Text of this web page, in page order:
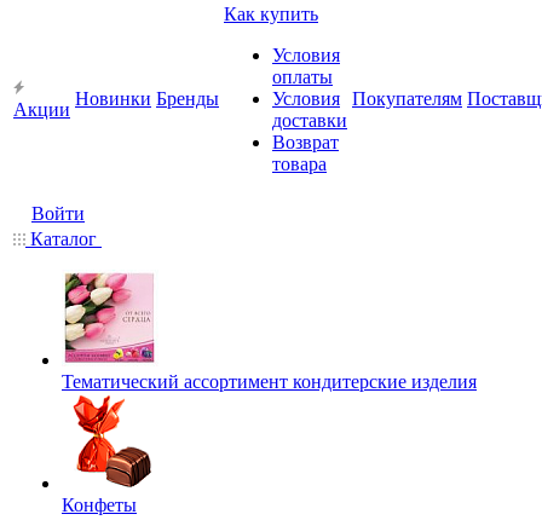
Акции
Новинки Бренды
Как купить
Условия
оплаты
Условия
доставки
Возврат
товара
Покупателям
Войти
Каталог
Тематический ассортимент кондитерские изделия
Конфеты